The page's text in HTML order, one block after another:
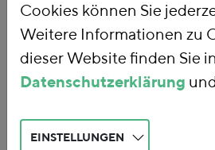
PUBLIKATIONSSUCHE
Cookies können Sie
Weitere Informationen zu
dieser Website finden Sie
Datenschutzerklärung
EINSTELLUNGEN